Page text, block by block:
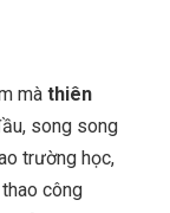
mà thiên
song song
trường học,
công